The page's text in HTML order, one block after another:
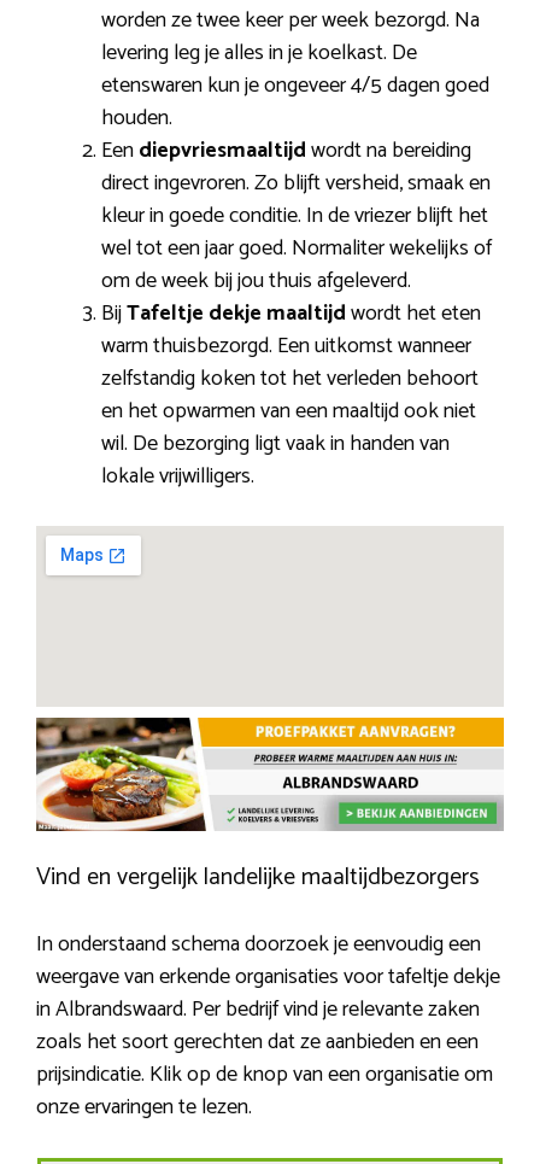
worden ze twee keer per week bezorgd. Na
levering leg je alles in je koelkast. De
etenswaren kun je ongeveer 4/5 dagen goed
houden.
Eendiepvriesmaaltijdwordt na bereiding
direct ingevroren. Zo blijft versheid, smaak en
kleur in goede conditie. In de vriezer blijft het
wel tot een jaar goed. Normaliter wekelijks of
om de week bij jou thuis afgeleverd.
BijTafeltje dekje maaltijdwordt het eten
warm thuisbezorgd. Een uitkomst wanneer
zelfstandig koken tot het verleden behoort
en het opwarmen van een maaltijd ook niet
wil. De bezorging ligt vaak in handen van
lokale vrijwilligers.
Vind en vergelijk landelijke maaltijdbezorgers
In onderstaand schema doorzoek je eenvoudig een
weergave van erkende organisaties voor tafeltje dekje
in Albrandswaard. Per bedrijf vind je relevante zaken
zoals het soort gerechten dat ze aanbieden en een
prijsindicatie. Klik op de knop van een organisatie om
onze ervaringen te lezen.